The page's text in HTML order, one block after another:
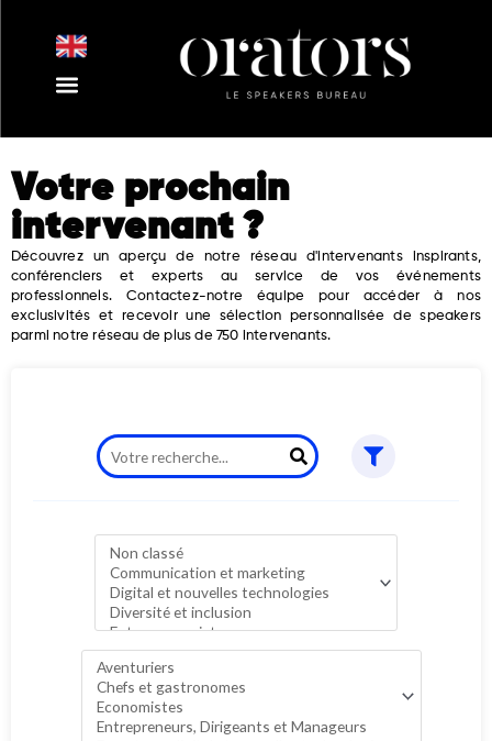
Votre prochain
intervenant ?
Découvrez un aperçu de notre réseau d'intervenants inspirants,
conférenciers et experts au service de vos événements
professionnels. Contactez-notre équipe pour accéder à nos
exclusivités et recevoir une sélection personnalisée de speakers
parmi notre réseau de plus de 750 intervenants.